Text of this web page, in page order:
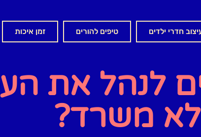
חדרי ילדים טיפים להורים זמן איכות
לנהל את
משרד?